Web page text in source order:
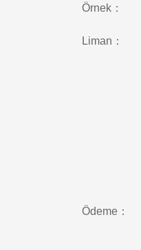
Örnek：
Liman：
Ödeme：